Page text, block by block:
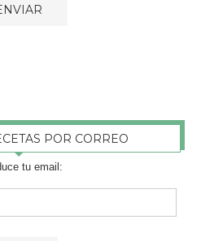
POR CORREO
tu email: